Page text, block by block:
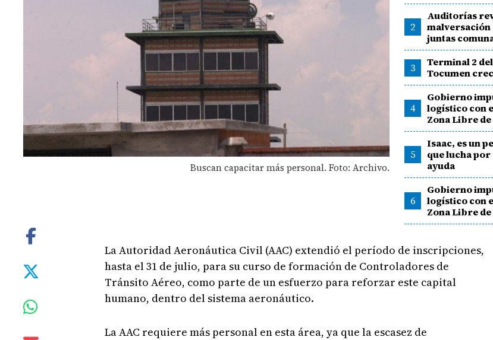
Buscan capacitar más personal. Foto: Archivo.
2
Auditorías
malversación
juntas
3
Terminal 2
Tocumen
4
Gobierno
logístico con
Zona Libre
5
Isaac, es un
que lucha por
ayuda
6
Gobierno
logístico con
Zona Libre
La Autoridad Aeronáutica Civil (AAC) extendió el período de inscripciones,
hasta el 31 de julio, para su curso de formación de Controladores de
Tránsito Aéreo, como parte de un esfuerzo para reforzar este capital
humano, dentro del sistema aeronáutico.
La AAC requiere más personal en esta área, ya que la escasez de